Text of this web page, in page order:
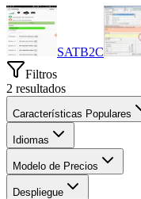
SATB2C
Filtros
2 resultados
Características Populares
Idiomas
Modelo de Precios
Despliegue